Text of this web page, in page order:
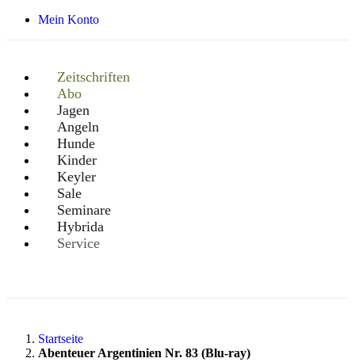
Mein Konto
Zeitschriften
Abo
Jagen
Angeln
Hunde
Kinder
Keyler
Sale
Seminare
Hybrida
Service
Startseite
Abenteuer Argentinien Nr. 83 (Blu-ray)